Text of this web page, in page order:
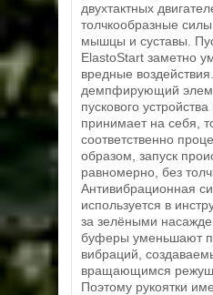
двухтактных
толчкообразные
мышцы и суставы.
ElastoStart заметно
вредные
демпфирующий
пускового
принимает на себя,
соответственно
образом, запуск
равномерно, без
Антивибрационная
используется в
за зелёными
буферы уменьшают
вибраций,
вращающимся
Поэтому рукоятки